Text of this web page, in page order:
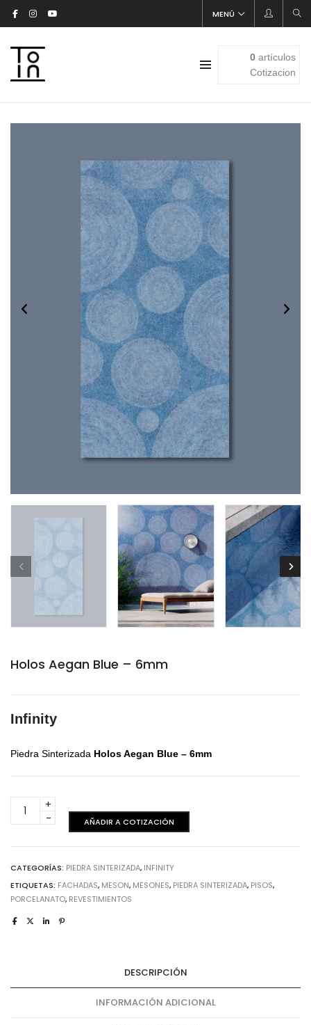
MENÚ
0artículos
Cotizacion
Holos Aegan Blue – 6mm
Infinity
Piedra Sinterizada Holos Aegan Blue – 6mm
Aegan
AÑADIR A COTIZACIÓN
CATEGORÍAS: PIEDRA SINTERIZADA, INFINITY
ETIQUETAS: FACHADAS, MESON, MESONES, PIEDRA SINTERIZADA, PISOS,
PORCELANATO, REVESTIMIENTOS
DESCRIPCIÓN
INFORMACIÓN ADICIONAL